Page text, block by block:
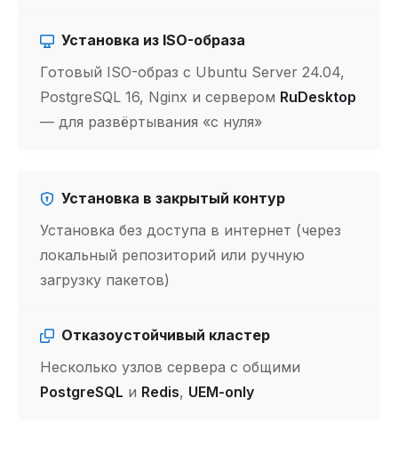
Установка из ISO-образа
Готовый ISO-образ с Ubuntu Server 24.04,
PostgreSQL 16, Nginx и сервером RuDesktop
— для развёртывания «с нуля»
Установка в закрытый контур
Установка без доступа в интернет (через
локальный репозиторий или ручную
загрузку пакетов)
Отказоустойчивый кластер
Несколько узлов сервера с общими
PostgreSQL и Redis, UEM-only